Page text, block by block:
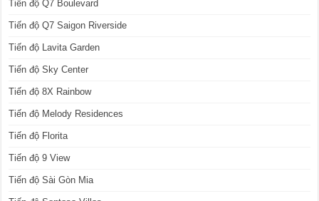
Tiến độ Q7 Boulevard
Tiến độ Q7 Saigon Riverside
Tiến độ Lavita Garden
Tiến độ Sky Center
Tiến độ 8X Rainbow
Tiến độ Melody Residences
Tiến độ Florita
Tiến độ 9 View
Tiến độ Sài Gòn Mia